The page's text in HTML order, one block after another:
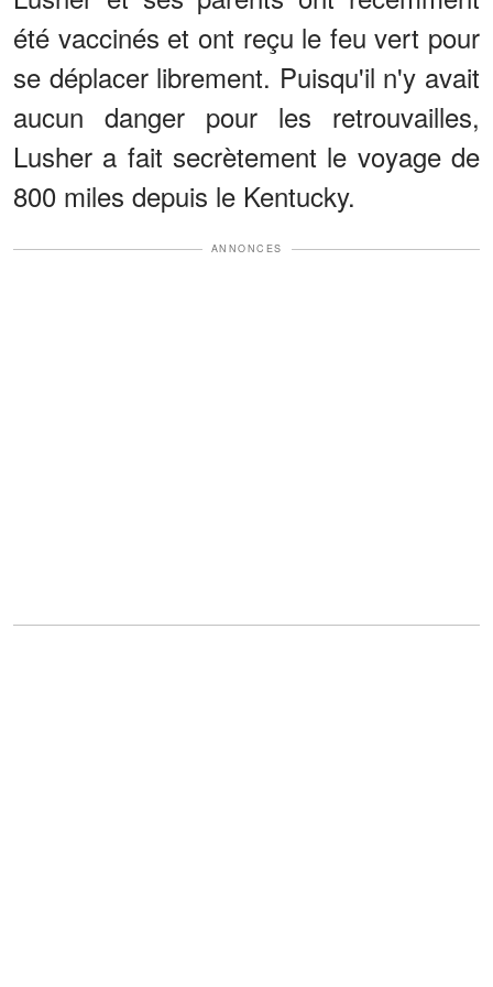
été vaccinés et ont reçu le feu vert pour
se déplacer librement. Puisqu'il n'y avait
aucun danger pour les retrouvailles,
Lusher a fait secrètement le voyage de
800 miles depuis le Kentucky.
ANNONCES